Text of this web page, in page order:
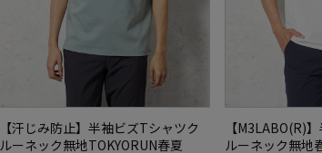
【汗じみ防止】半袖ビズTシャツク
ルーネック無地TOKYORUN春夏
【M3LABO(R)
ルーネック無地